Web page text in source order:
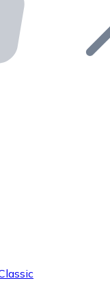
no seu
rede de
do seu projeto